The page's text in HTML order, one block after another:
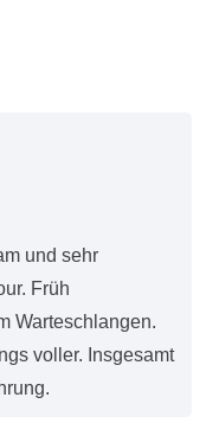
und sehr
Früh
Warteschlangen.
voller. Insgesamt